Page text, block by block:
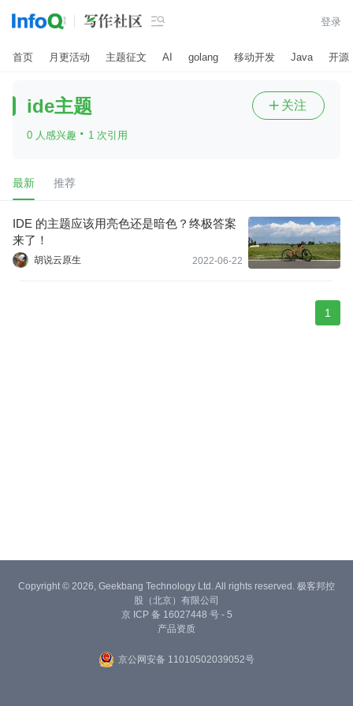
 登录
首页 月更活动 主题征文 AI golang 移动开发 Java 开源
ide主题
0 人感兴趣 · 1 次引用
 关注
最新 推荐
IDE 的主题应该用亮色还是暗色？终极答案
来了！
胡说云原生 2022-06-22
1
Copyright © 2026, Geekbang Technology Ltd. All rights reserved. 极客邦控
股（北京）有限公司
京 ICP 备 16027448 号 - 5
产品资质
京公网安备 11010502039052号